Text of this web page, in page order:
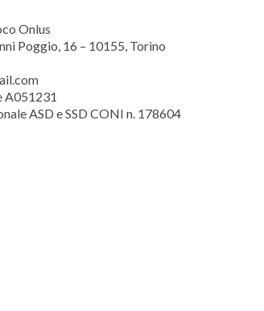
Onlus
Poggio, 16 – 10155, Torino
A051231
ASD e SSD CONI n. 178604